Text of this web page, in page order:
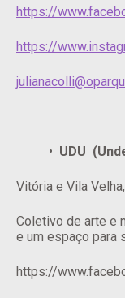
https://
https://
UDU
Vitória e Vila
Coletivo de arte e
e um espaço para
https://